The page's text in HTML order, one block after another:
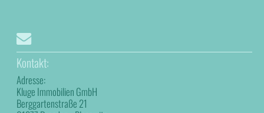
Kontakt:
Adresse:
Kluge Immobilien GmbH
Berggartenstraße 21